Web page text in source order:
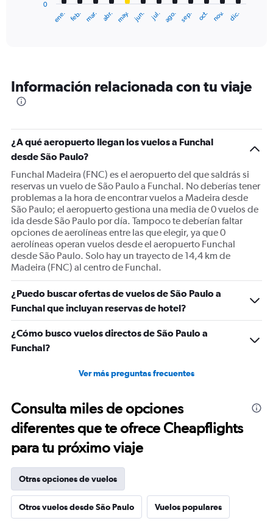
categories.
The
Y
axis
displaying
values.
Range:
0
to
1800.
ene. feb. mar. abr. may. jun. jul. ago. sep. oct. nov. dic.
0
Información relacionada con tu viaje
¿A qué aeropuerto llegan los vuelos a Funchal
desde São Paulo?
Funchal Madeira (FNC) es el aeropuerto del que saldrás si
reservas un vuelo de São Paulo a Funchal. No deberías tener
problemas a la hora de encontrar vuelos a Madeira desde
São Paulo; el aeropuerto gestiona una media de 0 vuelos de
ida desde São Paulo por día. Tampoco te deberían faltar
opciones de aerolíneas entre las que elegir, ya que 0
aerolíneas operan vuelos desde el aeropuerto Funchal
desde São Paulo. Solo hay un trayecto de 14,4 km de
Madeira (FNC) al centro de Funchal.
¿Puedo buscar ofertas de vuelos de São Paulo a
Funchal que incluyan reservas de hotel?
¿Cómo busco vuelos directos de São Paulo a
Funchal?
Ver más preguntas frecuentes
Consulta miles de opciones
diferentes que te ofrece Cheapflights
para tu próximo viaje
Otras opciones de vuelos
Otros vuelos desde São Paulo Vuelos populares